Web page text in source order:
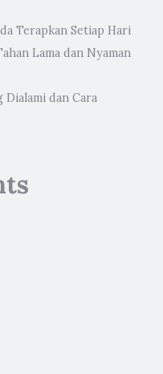
Terapkan Setiap Hari
Lama dan Nyaman
Dialami dan Cara